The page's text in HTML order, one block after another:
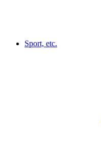
Sport, etc.